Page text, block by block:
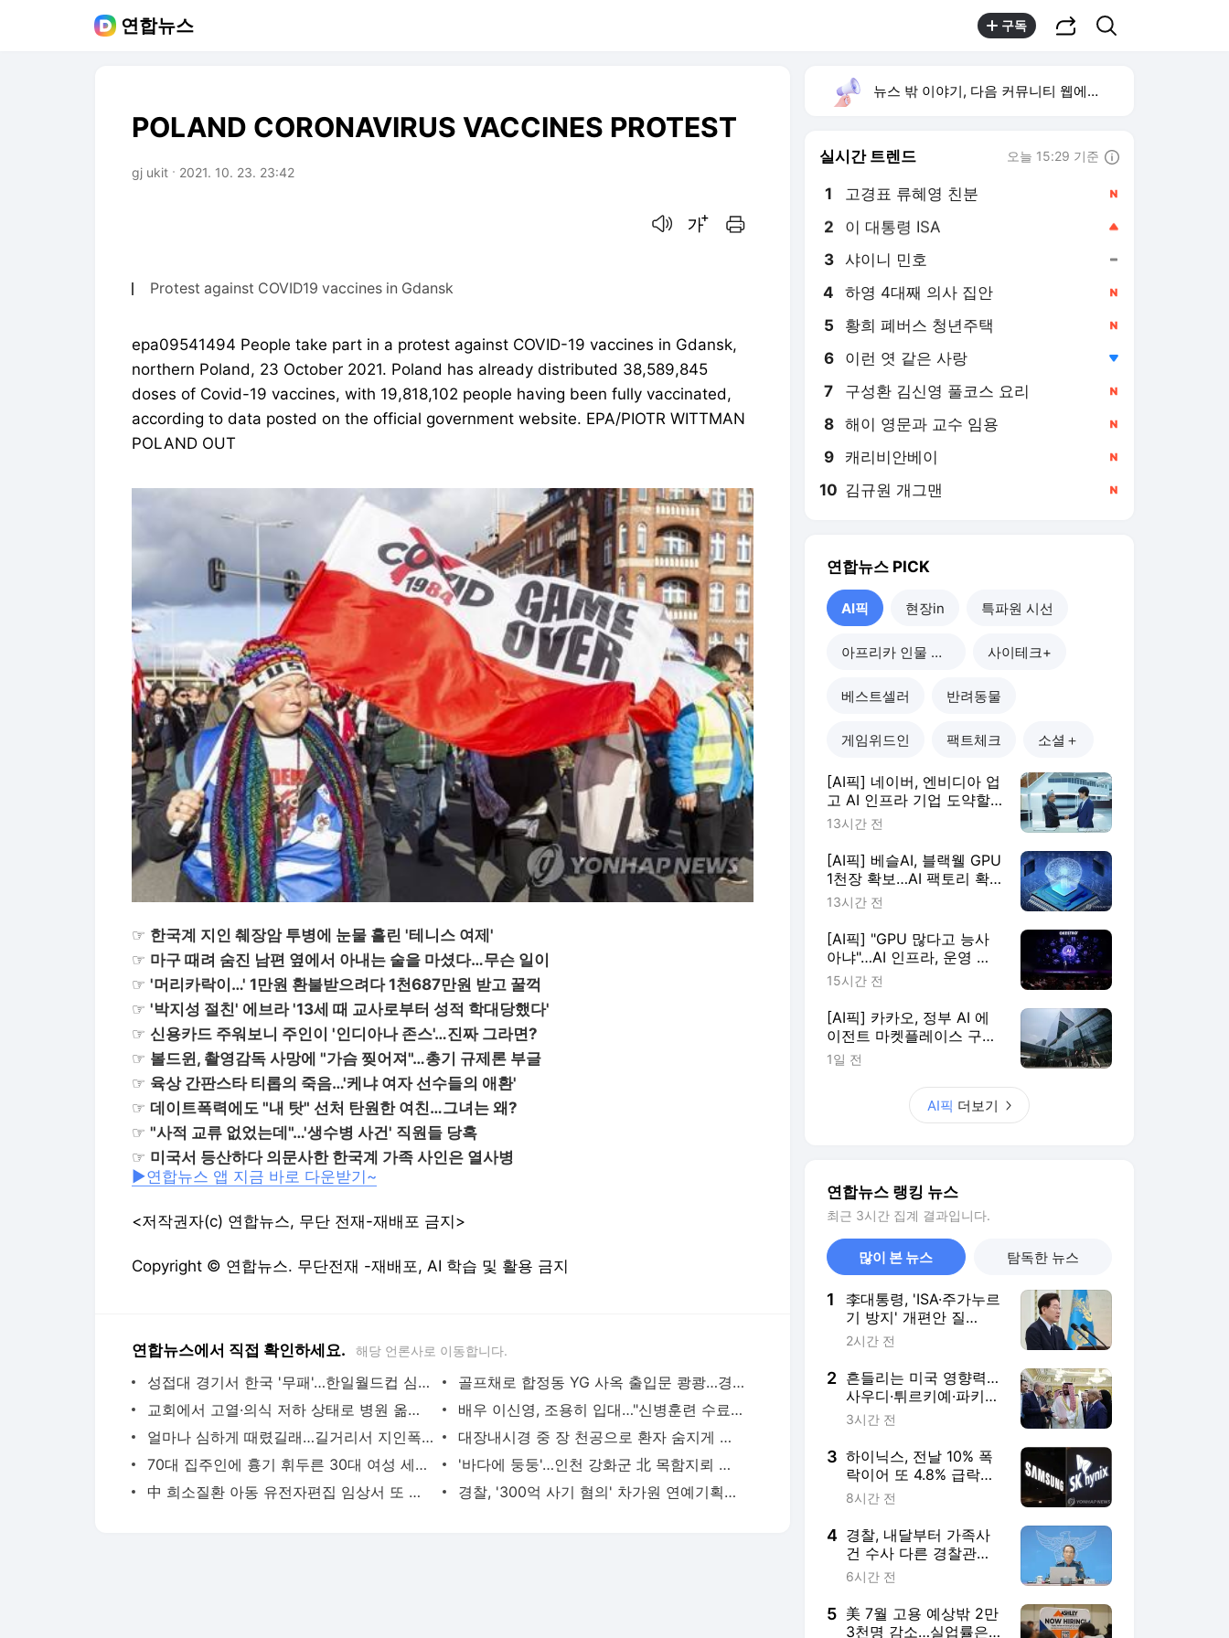
연합뉴스 구독
POLAND CORONAVIRUS VACCINES PROTEST
gj ukit 2021. 10. 23. 23:42
Protest against COVID19 vaccines in Gdansk
epa09541494 People take part in a protest against COVID-19 vaccines in Gdansk,
northern Poland, 23 October 2021. Poland has already distributed 38,589,845
doses of Covid-19 vaccines, with 19,818,102 people having been fully vaccinated,
according to data posted on the official government website. EPA/PIOTR WITTMAN
POLAND OUT
☞ 한국계 지인 췌장암 투병에 눈물 흘린 '테니스 여제'
☞ 마구 때려 숨진 남편 옆에서 아내는 술을 마셨다…무슨 일이
☞ '머리카락이…' 1만원 환불받으려다 1천687만원 받고 꿀꺽
☞ '박지성 절친' 에브라 '13세 때 교사로부터 성적 학대당했다'
☞ 신용카드 주워보니 주인이 '인디아나 존스'…진짜 그라면?
☞ 볼드윈, 촬영감독 사망에 "가슴 찢어져"…총기 규제론 부글
☞ 육상 간판스타 티롭의 죽음…'케냐 여자 선수들의 애환'
☞ 데이트폭력에도 "내 탓" 선처 탄원한 여친…그녀는 왜?
☞ "사적 교류 없었는데"…'생수병 사건' 직원들 당혹
☞ 미국서 등산하다 의문사한 한국계 가족 사인은 열사병
▶연합뉴스 앱 지금 바로 다운받기~
<저작권자(c) 연합뉴스, 무단 전재-재배포 금지>
Copyright © 연합뉴스. 무단전재 -재배포, AI 학습 및 활용 금지
연합뉴스에서 직접 확인하세요. 해당 언론사로 이동합니다.
성접대 경기서 한국 '무패'…한일월드컵 심판매수설 재점화될 듯 | 연합뉴스
골프채로 합정동 YG 사옥 출입문 쾅쾅…경찰, 20대 여성 체포 | 연합뉴스
교회에서 고열·의식 저하 상태로 병원 옮겨진 어린이 사망 | 연합뉴스
배우 이신영, 조용히 입대…"신병훈련 수료, 군 생활 집중" | 연합뉴스
얼마나 심하게 때렸길래…길거리서 지인폭행 50대 살인미수 혐의 | 연합뉴스
대장내시경 중 장 천공으로 환자 숨지게 한 의사 2심도 집행유예 | 연합뉴스
70대 집주인에 흉기 휘두른 30대 여성 세입자 체포 | 연합뉴스
'바다에 둥둥'…인천 강화군 北 목함지뢰 주의보 | 연합뉴스
中 희소질환 아동 유전자편집 임상서 또 숨져…안전성 논란 확산 | 연합뉴스
경찰, '300억 사기 혐의' 차가원 연예기획사 대표 구속송치 | 연합뉴스
뉴스 밖 이야기, 다음 커뮤니티 웹에서 보기
실시간 트렌드 오늘 15:29 기준
1 고경표 류혜영 친분
2 이 대통령 ISA
3 샤이니 민호
4 하영 4대째 의사 집안
5 황희 폐버스 청년주택
6 이런 엿 같은 사랑
7 구성환 김신영 풀코스 요리
8 해이 영문과 교수 임용
9 캐리비안베이
10 김규원 개그맨
연합뉴스 PICK
AI픽 현장in 특파원 시선
아프리카 인물 열전 사이테크+
베스트셀러 반려동물
게임위드인 팩트체크 소셜＋
[AI픽] 네이버, 엔비디아 업
고 AI 인프라 기업 도약할
까
13시간 전
[AI픽] 베슬AI, 블랙웰 GPU
1천장 확보…AI 팩토리 확
장
13시간 전
[AI픽] "GPU 많다고 능사
아냐"…AI 인프라, 운영 효
율이 판가름
15시간 전
[AI픽] 카카오, 정부 AI 에
이전트 마켓플레이스 구축
한다
1일 전
AI픽 더보기
연합뉴스 랭킹 뉴스
최근 3시간 집계 결과입니다.
많이 본 뉴스 탐독한 뉴스
1
李대통령, 'ISA·주가누르
기 방지' 개편안 질
타…"전면 재검토"
2시간 전
2 흔들리는 미국 영향력…
사우디·튀르키예·파키스
탄, 공동방위조약
3시간 전
3 하이닉스, 전날 10% 폭
락이어 또 4.8% 급락…
삼전 0.2%↑(종합)
8시간 전
4 경찰, 내달부터 가족사
건 수사 다른 경찰관서
맡기는 '상피제' 실시
6시간 전
5 美 7월 고용 예상밖 2만
3천명 감소…실업률은